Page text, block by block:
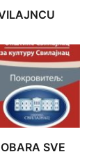
SVE